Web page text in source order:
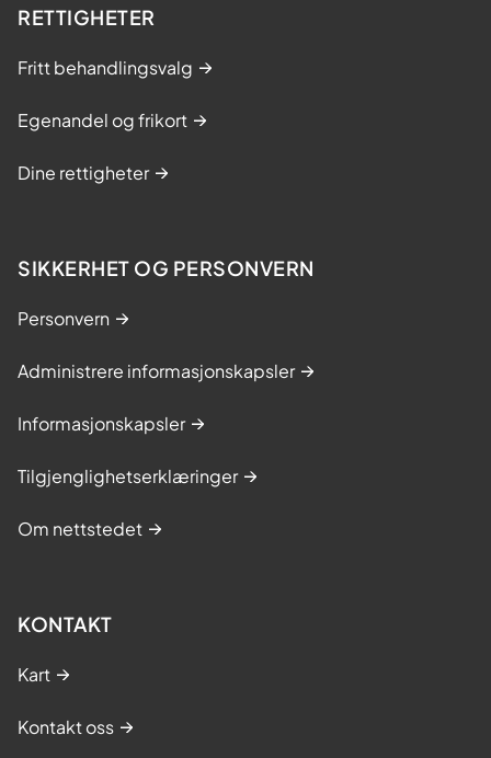
RETTIGHETER
Fritt behandlingsvalg
Egenandel og frikort
Dine rettigheter
SIKKERHET OG PERSONVERN
Personvern
Administrere informasjonskapsler
Informasjonskapsler
Tilgjenglighetserklæringer
Om nettstedet
KONTAKT
Kart
Kontakt oss